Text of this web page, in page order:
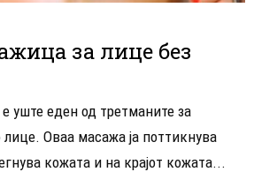
за лице без
уште еден од третманите за
Оваа масажа ја поттикнува
кожата и на крајот кожата...